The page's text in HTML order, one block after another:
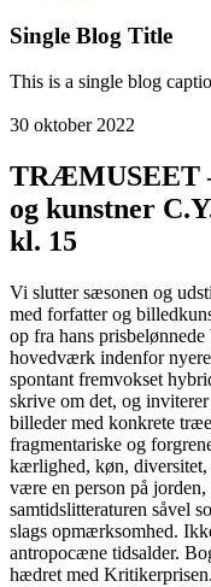
Single Blog Title
This is a single blog
30 oktober 2022
TRÆMUSEET
og kunstner
kl. 15
Vi slutter sæsonen og
med forfatter og
op fra hans prisbelønnede
hovedværk indenfor
spontant fremvokset
skrive om det, og
billeder med konkrete
fragmentariske og
kærlighed, køn, diversitet,
være en person på
samtidslitteraturen såvel
slags opmærksomhed.
antropocæne tidsalder.
hædret med Kritikerprisen.